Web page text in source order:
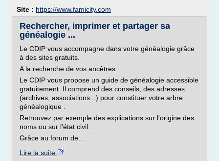
Site : https://www.famicity.com
Rechercher, imprimer et partager sa
généalogie ...
Le CDIP vous accompagne dans votre généalogie grâce
à des sites gratuits.
A la recherche de vos ancêtres
Le CDIP vous propose un guide de généalogie accessible
gratuitement. Il comprend des conseils, des adresses
(archives, associations...) pour constituer votre arbre
généalogique .
Retrouvez par exemple des explications sur l'origine des
noms ou sur l'état civil .
Grâce au forum de...
Lire la suite